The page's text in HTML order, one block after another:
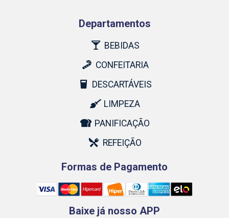
Departamentos
BEBIDAS
CONFEITARIA
DESCARTÁVEIS
LIMPEZA
PANIFICAÇÃO
REFEIÇÃO
Formas de Pagamento
Baixe já nosso APP